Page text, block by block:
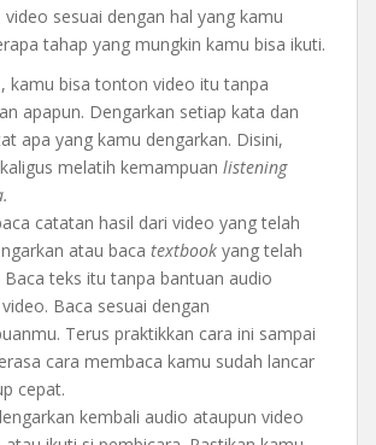
sesuai dengan hal yang kamu
tahap yang mungkin kamu bisa ikuti.
kamu bisa tonton video itu tanpa
apapun. Dengarkan setiap kata dan
apa yang kamu dengarkan. Disini,
melatih kemampuan listening
catatan hasil dari video yang telah
atau baca textbook yang telah
Baca teks itu tanpa bantuan audio
Baca sesuai dengan
Terus praktikkan cara ini sampai
cara membaca kamu sudah lancar
cepat.
kembali audio ataupun video